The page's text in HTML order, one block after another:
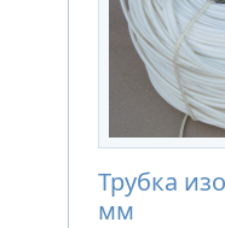
Трубка
мм